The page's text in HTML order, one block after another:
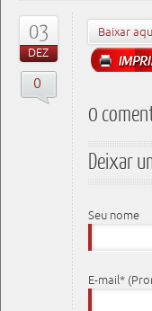
03
DEZ
0
Baixar
0
Deixar
Seu nome
E-mail*